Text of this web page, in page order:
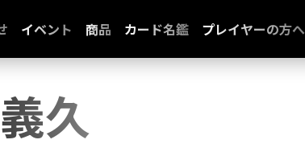
イベント 商品 カード名鑑 プレイヤーの方へ
久